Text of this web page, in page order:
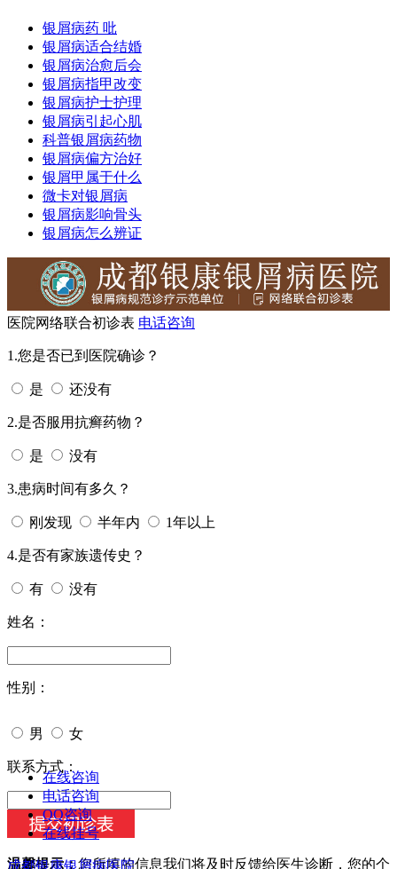
银屑病药 吡
银屑病适合结婚
银屑病治愈后会
银屑病指甲改变
银屑病护士护理
银屑病引起心肌
科普银屑病药物
银屑病偏方治好
银屑甲属于什么
微卡对银屑病
银屑病影响骨头
银屑病怎么辨证
医院网络联合初诊表 电话咨询
1.您是否已到医院确诊？
是 还没有
2.是否服用抗癣药物？
是 没有
3.患病时间有多久？
刚发现 半年内 1年以上
4.是否有家族遗传史？
有 没有
姓名：
性别：
男 女
今天日期：
联系方式：
温馨提示：您所填的信息我们将及时反馈给医生诊断，您的个
在线咨询
电话咨询
QQ咨询
在线挂号
成都银康银屑病医院